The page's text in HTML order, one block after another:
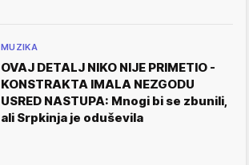
MUZIKA
OVAJ DETALJ NIKO NIJE PRIMETIO -
KONSTRAKTA IMALA NEZGODU
USRED NASTUPA: Mnogi bi se zbunili,
ali Srpkinja je oduševila